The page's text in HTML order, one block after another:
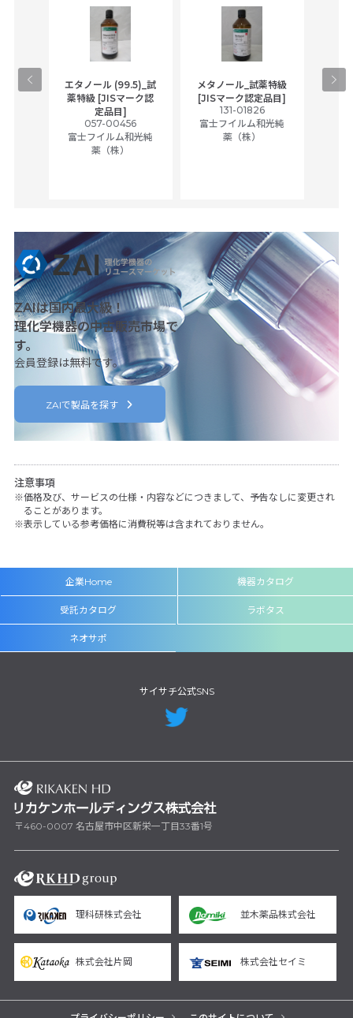
エタノール (99.5)_試
薬特級 [JISマーク認
定品目]
057-00456
富士フイルム和光純
薬（株）
メタノール_試薬特級
[JISマーク認定品目]
131-01826
富士フイルム和光純
薬（株）
ア
ZAIは国内最大級！
理化学機器の中古販売市場で
す。
会員登録は無料です。
ZAIで製品を探す
注意事項
価格及び、サービスの仕様・内容などにつきまして、予告なしに変更され
ることがあります。
表示している参考価格に消費税等は含まれておりません。
企業Home 機器カタログ
受託カタログ ラボタス
ネオサポ
サイサチ公式SNS
〒460-0007 名古屋市中区新栄一丁目33番1号
理科研株式会社 並木薬品株式会社
株式会社片岡 株式会社セイミ